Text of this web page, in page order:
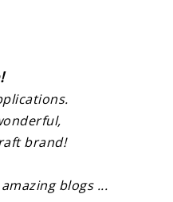
brand!
blogs ...